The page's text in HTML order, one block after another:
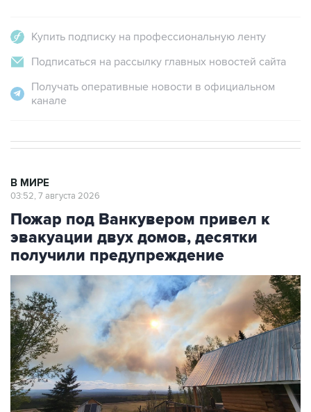
Купить подписку на профессиональную ленту
Подписаться на рассылку главных новостей сайта
Получать оперативные новости в официальном
канале
В МИРЕ
03:52, 7 августа 2026
Пожар под Ванкувером привел к
эвакуации двух домов, десятки
получили предупреждение